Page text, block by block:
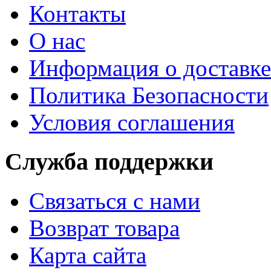
Контакты
О нас
Информация о доставке
Политика Безопасности
Условия соглашения
Служба поддержки
Связаться с нами
Возврат товара
Карта сайта